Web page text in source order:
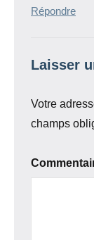
Répondre
Laisser
Votre
champs